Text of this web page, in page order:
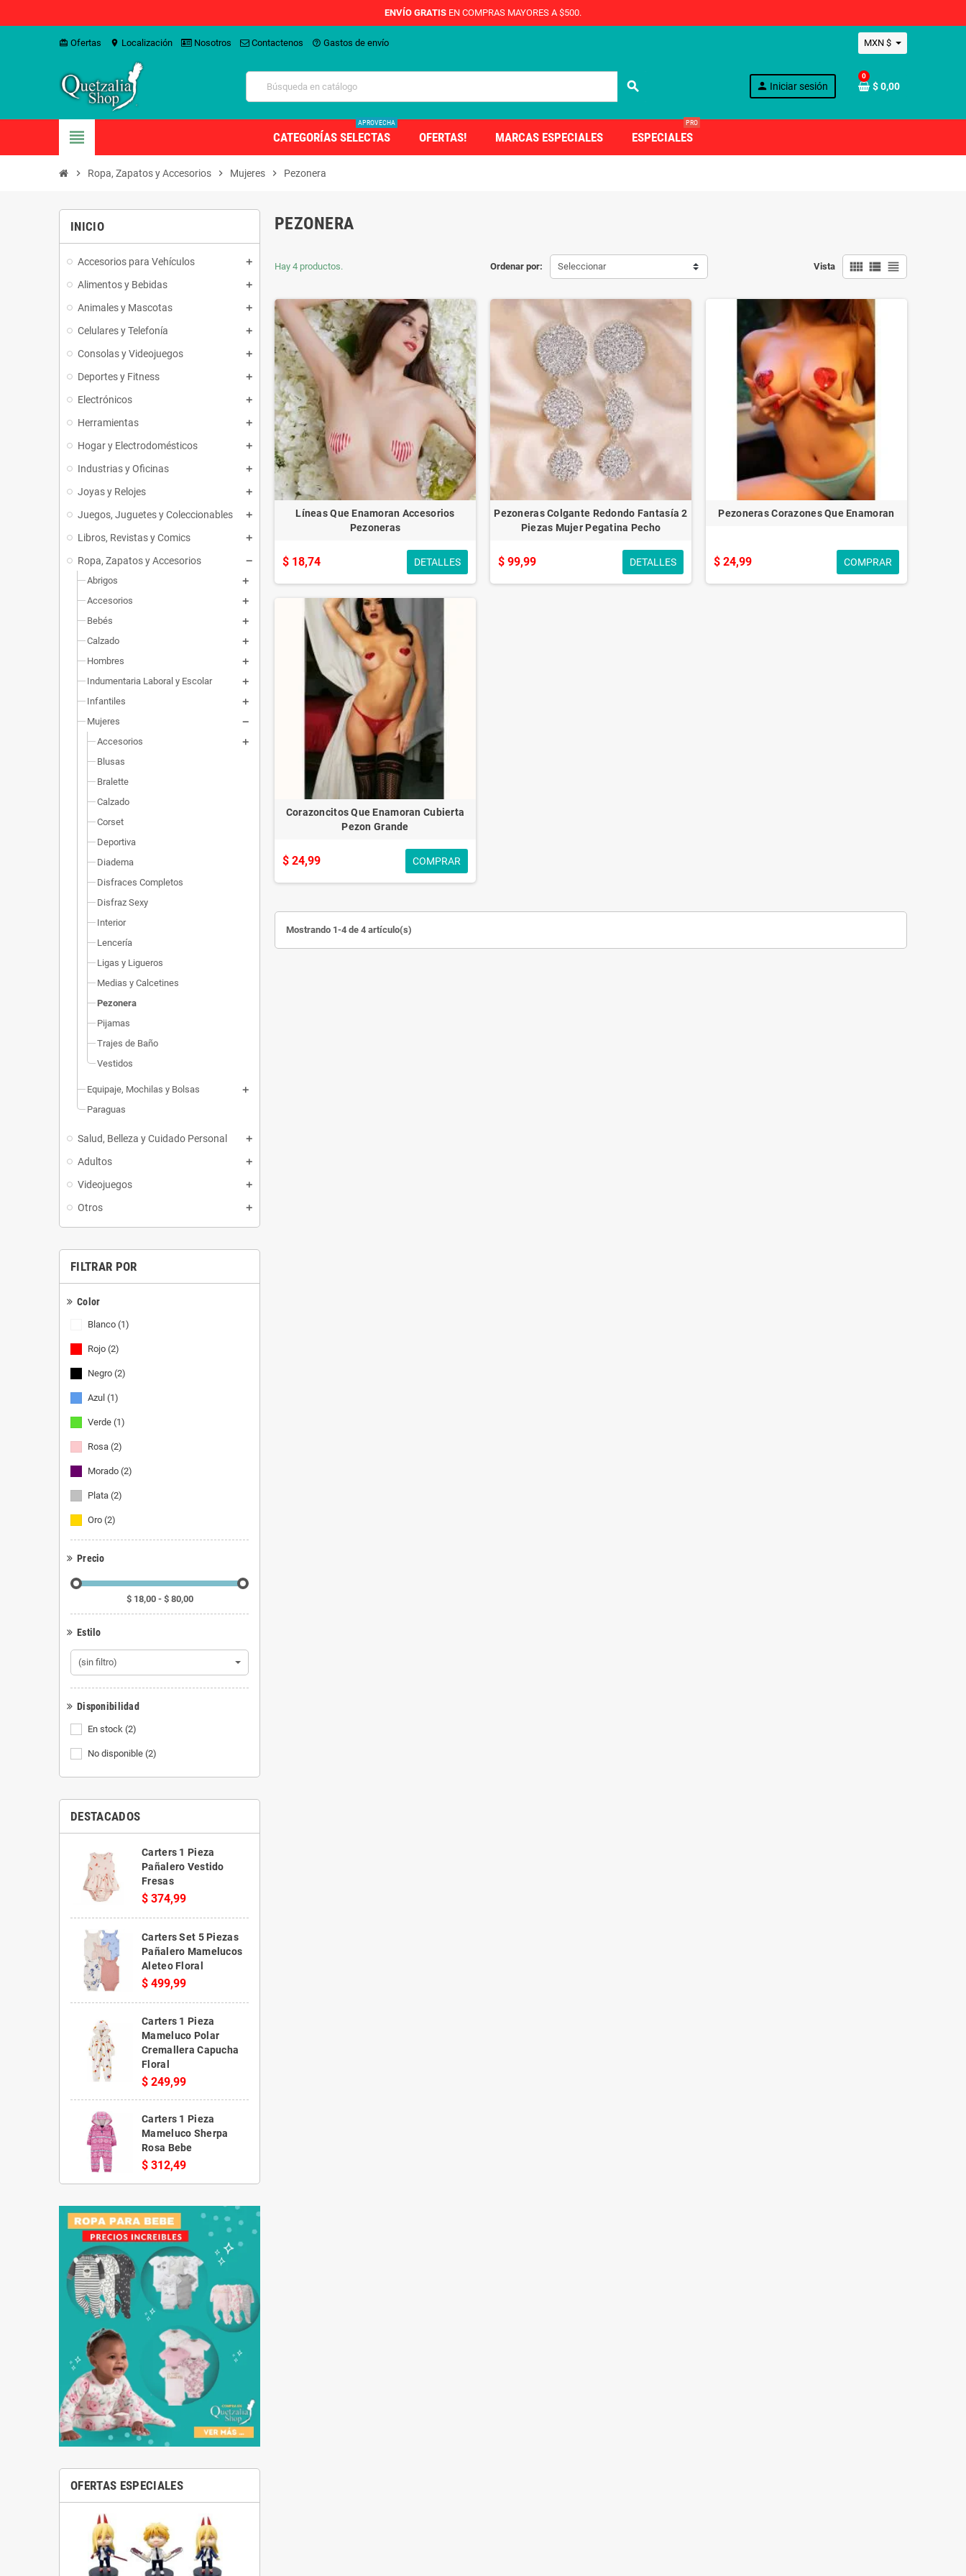
ENVÍO GRATIS EN COMPRAS MAYORES A $500.
card_giftcard Ofertas location_on Localización Nosotros Contactenos help_outline Gastos de envío MXN $
search person Iniciar sesión
0
$ 0,00
view_headline CATEGORÍAS SELECTAS
APROVECHA
OFERTAS! MARCAS ESPECIALES ESPECIALES
PRO
chevron_right Ropa, Zapatos y Accesorios chevron_right Mujeres chevron_right Pezonera
INICIO
Accesorios para Vehículos
Alimentos y Bebidas
Animales y Mascotas
Celulares y Telefonía
Consolas y Videojuegos
Deportes y Fitness
Electrónicos
Herramientas
Hogar y Electrodomésticos
Industrias y Oficinas
Joyas y Relojes
Juegos, Juguetes y Coleccionables
Libros, Revistas y Comics
Ropa, Zapatos y Accesorios
Abrigos
Accesorios
Bebés
Calzado
Hombres
Indumentaria Laboral y Escolar
Infantiles
Mujeres
Accesorios
Blusas
Bralette
Calzado
Corset
Deportiva
Diadema
Disfraces Completos
Disfraz Sexy
Interior
Lencería
Ligas y Ligueros
Medias y Calcetines
Pezonera
Pijamas
Trajes de Baño
Vestidos
Equipaje, Mochilas y Bolsas
Paraguas
Salud, Belleza y Cuidado Personal
Adultos
Videojuegos
Otros
FILTRAR POR
Color
Blanco (1)
Rojo (2)
Negro (2)
Azul (1)
Verde (1)
Rosa (2)
Morado (2)
Plata (2)
Oro (2)
Precio
$ 18,00 - $ 80,00
Estilo
(sin filtro)
Disponibilidad
En stock (2)
No disponible (2)
DESTACADOS
Carters 1 Pieza
Pañalero Vestido
Fresas
$ 374,99
Carters Set 5 Piezas
Pañalero Mamelucos
Aleteo Floral
$ 499,99
Carters 1 Pieza
Mameluco Polar
Cremallera Capucha
Floral
$ 249,99
Carters 1 Pieza
Mameluco Sherpa
Rosa Bebe
$ 312,49
OFERTAS ESPECIALES
PEZONERA
Ordenar por: Seleccionar Vista view_comfy view_list view_headline
Hay 4 productos.
Líneas Que Enamoran Accesorios
Pezoneras
$ 18,74 DETALLES
Pezoneras Colgante Redondo Fantasía 2
Piezas Mujer Pegatina Pecho
$ 99,99 DETALLES
Pezoneras Corazones Que Enamoran
$ 24,99 COMPRAR
Corazoncitos Que Enamoran Cubierta
Pezon Grande
$ 24,99 COMPRAR
Mostrando 1-4 de 4 artículo(s)